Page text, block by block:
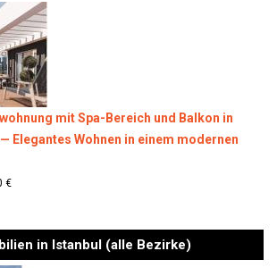
mit Spa-Bereich und Balkon in
Elegantes Wohnen in einem modernen
€
in Istanbul (alle Bezirke)